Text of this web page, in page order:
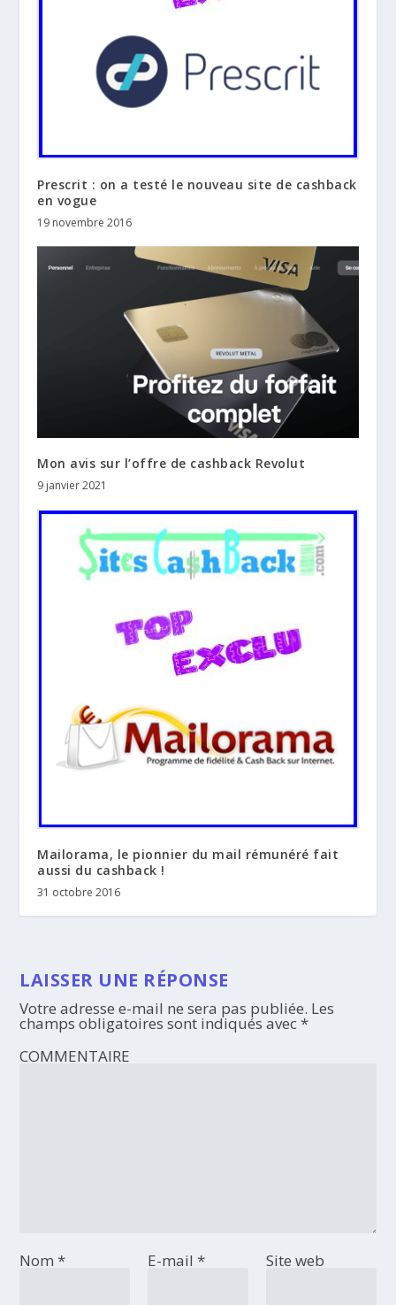
Prescrit : on a testé le nouveau site de cashback
en vogue
19 novembre 2016
Mon avis sur l’offre de cashback Revolut
9 janvier 2021
Mailorama, le pionnier du mail rémunéré fait
aussi du cashback !
31 octobre 2016
LAISSER UNE RÉPONSE
Votre adresse e-mail ne sera pas publiée. Les
champs obligatoires sont indiqués avec*
COMMENTAIRE
Nom* E-mail * Site web